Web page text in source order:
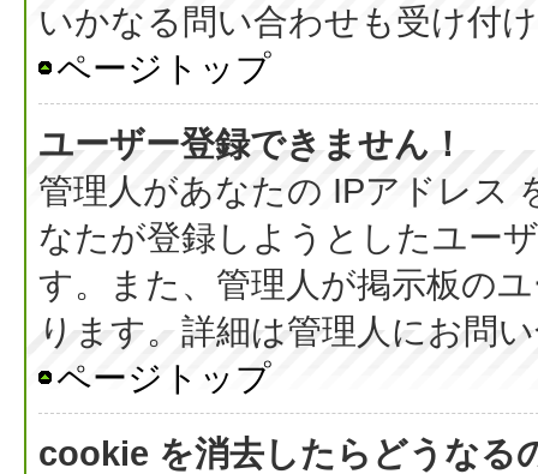
いかなる問い合わせも受け付
ページトップ
ユーザー登録できません！
管理人があなたの IPアドレス
なたが登録しようとしたユー
す。また、管理人が掲示板の
ります。詳細は管理人にお問
ページトップ
cookie を消去したらどうなる